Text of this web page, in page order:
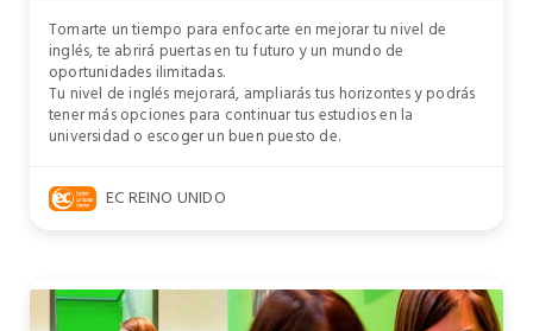
Tomarte un tiempo para enfocarte en mejorar tu nivel de
inglés, te abrirá puertas en tu futuro y un mundo de
oportunidades ilimitadas.
Tu nivel de inglés mejorará, ampliarás tus horizontes y podrás
tener más opciones para continuar tus estudios en la
universidad o escoger un buen puesto de.
EC REINO UNIDO